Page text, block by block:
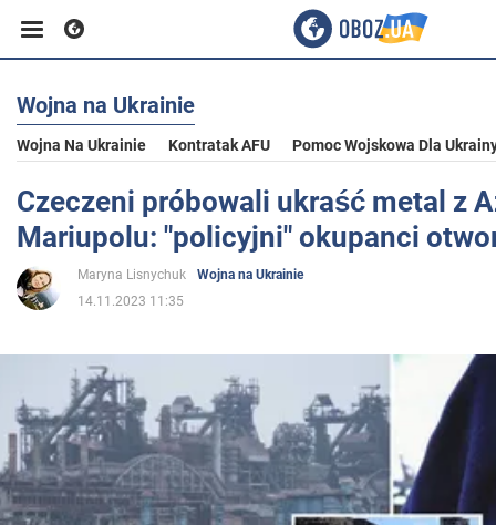
Biznes
Sport
Polityka
Społeczeństwo
Wojna na Ukrainie
Wojna Na Ukrainie Kontratak AFU Pomoc Wojskowa Dla
Czeczeni próbowali ukraść metal z
Mariupolu: "policyjni" okupanci
Maryna Lisnychuk
Wojna na Ukrainie
14.11.2023 11:35